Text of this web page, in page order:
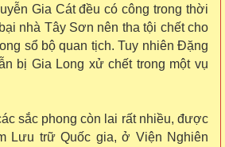
Gia Cát đều có công trong thời
nhà Tây Sơn nên tha tội chết cho
sổ bộ quan tịch. Tuy nhiên Đặng
bị Gia Long xử chết trong một vụ
sắc phong còn lai rất nhiều, được
Lưu trữ Quốc gia, ở Viện Nghiên